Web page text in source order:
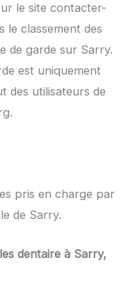
le site contacter-
le classement des
de garde sur Sarry.
est uniquement
des utilisateurs de
pris en charge par
de Sarry.
dentaire à Sarry,